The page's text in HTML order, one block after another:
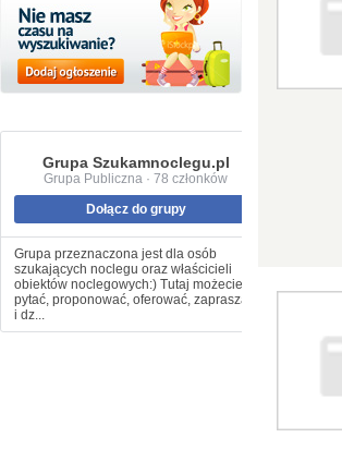
Grupa Szukamnoclegu.pl
Grupa Publiczna · 78 członków
Dołącz do grupy
Grupa przeznaczona jest dla osób
szukających noclegu oraz właścicieli
obiektów noclegowych:) Tutaj możecie
pytać, proponować, oferować, zapraszać
i dz...